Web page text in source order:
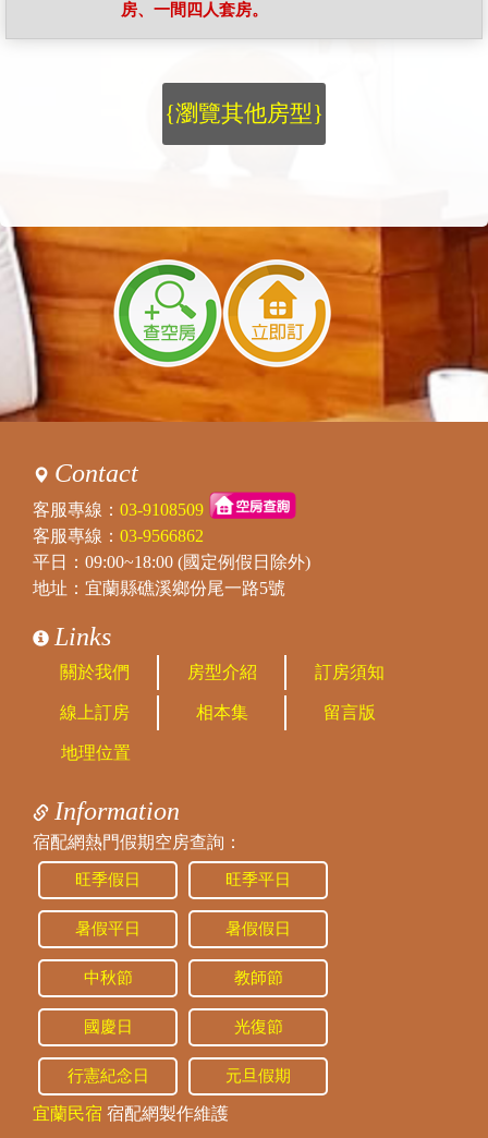
房、一間四人套房。
{瀏覽其他房型}
Contact
客服專線： 03-9108509
客服專線： 03-9566862
平日：09:00~18:00 (國定例假日除外)
地址：宜蘭縣礁溪鄉份尾一路5號
Links
關於我們 房型介紹 訂房須知
線上訂房 相本集 留言版
地理位置
Information
宿配網熱門假期空房查詢：
旺季假日 旺季平日
暑假平日 暑假假日
中秋節 教師節
國慶日 光復節
行憲紀念日 元旦假期
宜蘭民宿 宿配網製作維護